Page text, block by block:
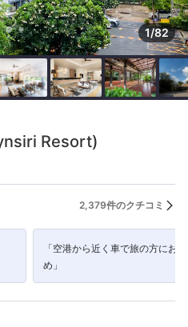
1/82
Resort)
2,379件のクチコミ
「空港から近く車で旅の方にお
め」